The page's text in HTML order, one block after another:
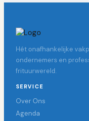
Hét onafhankelijke
ondernemers en
frituurwereld.
SERVICE
Over Ons
Agenda